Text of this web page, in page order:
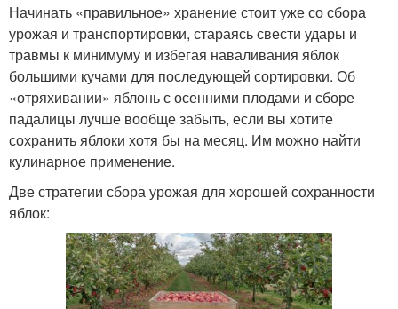
Начинать «правильное» хранение стоит уже со сбора
урожая и транспортировки, стараясь свести удары и
травмы к минимуму и избегая наваливания яблок
большими кучами для последующей сортировки. Об
«отряхивании» яблонь с осенними плодами и сборе
падалицы лучше вообще забыть, если вы хотите
сохранить яблоки хотя бы на месяц. Им можно найти
кулинарное применение.
Две стратегии сбора урожая для хорошей сохранности
яблок: